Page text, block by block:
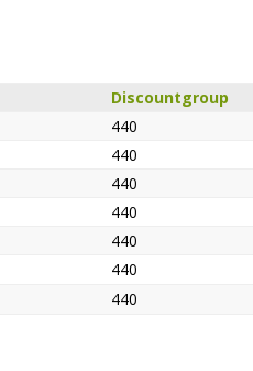
Discountgroup
440
440
440
440
440
440
440